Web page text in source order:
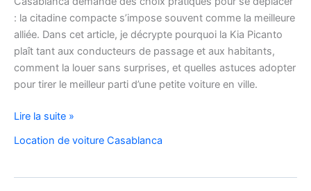
: la citadine compacte s’impose souvent comme la meilleure
alliée. Dans cet article, je décrypte pourquoi la Kia Picanto
plaît tant aux conducteurs de passage et aux habitants,
comment la louer sans surprises, et quelles astuces adopter
pour tirer le meilleur parti d’une petite voiture en ville.
louez
Kia
Lire la suite »
Location de voiture Casablanca